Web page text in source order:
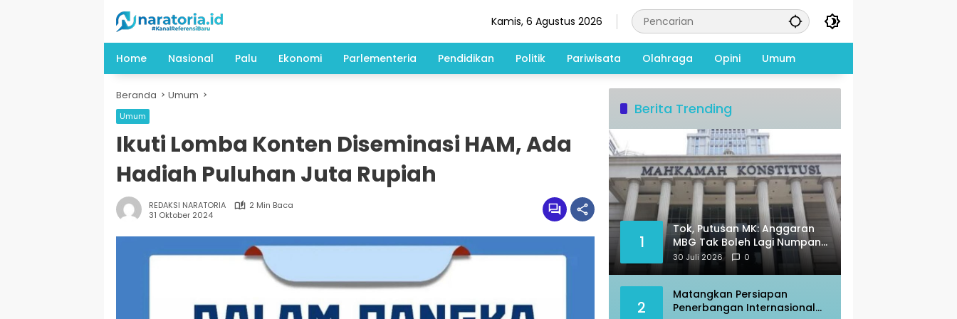
Kamis, 6 Agustus 2026
Home Nasional Palu Ekonomi Parlementeria Pendidikan Politik Pariwisata Olahraga Opini Umum
Beranda Umum
Umum
Ikuti Lomba Konten Diseminasi HAM, Ada
Hadiah Puluhan Juta Rupiah
REDAKSI NARATORIA
2 Min Baca
31 Oktober 2024
Berita Trending
1
Tok, Putusan MK: Anggaran
MBG Tak Boleh Lagi Numpang
di Pos Pendidikan
30 Juli 2026 0
2
Matangkan Persiapan
Penerbangan Internasional